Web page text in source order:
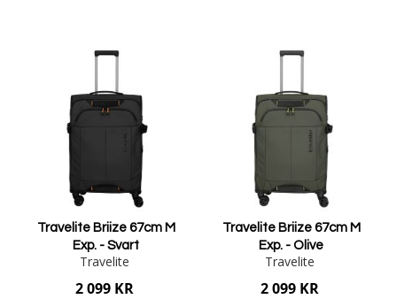
Travelite Briize 67cm M
Exp. - Svart
Travelite
2 099 KR
Travelite Briize 67cm M
Exp. - Olive
Travelite
2 099 KR